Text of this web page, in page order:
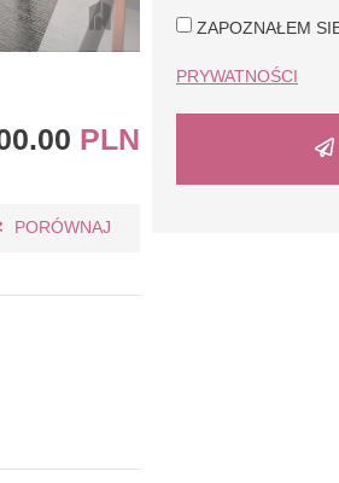
ZAPOZNAŁEM
PRYWATNOŚCI
PLN
PORÓWNAJ